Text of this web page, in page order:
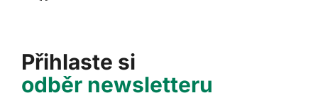
Přihlaste si
odběr newsletteru